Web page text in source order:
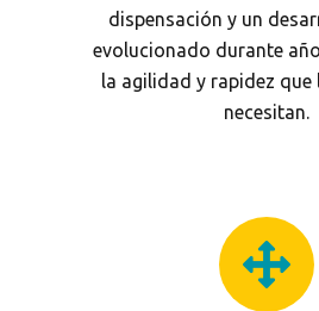
dispensación y un
evolucionado durante
la agilidad y rapidez que
necesitan.